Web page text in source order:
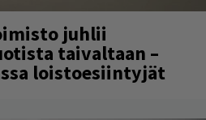
juhlii
taivaltaan –
loistoesiintyjät